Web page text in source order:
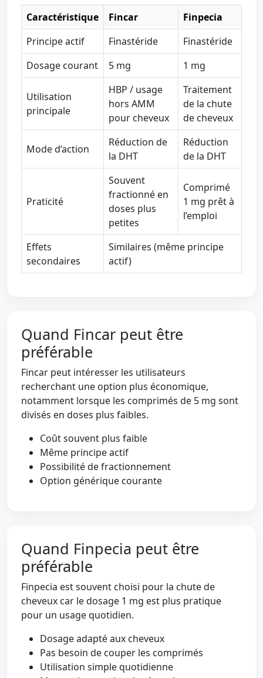
Caractéristique Fincar
Finpecia
Principe actif
Finastéride
Finastéride
Dosage courant
5 mg 1 mg
Utilisation
principale
HBP / usage
hors AMM
pour cheveux
Traitement
de la chute
de cheveux
Mode d’action
Réduction de
la DHT
Réduction
de la DHT
Praticité
Souvent
fractionné en
doses plus
petites
Comprimé
1 mg prêt à
l’emploi
Effets
secondaires
Similaires (même principe
actif)
Quand Fincar peut être
préférable
Fincar peut intéresser les utilisateurs
recherchant une option plus économique,
notamment lorsque les comprimés de 5 mg sont
divisés en doses plus faibles.
Coût souvent plus faible
Même principe actif
Possibilité de fractionnement
Option générique courante
Quand Finpecia peut être
préférable
Finpecia est souvent choisi pour la chute de
cheveux car le dosage 1 mg est plus pratique
pour un usage quotidien.
Dosage adapté aux cheveux
Pas besoin de couper les comprimés
Utilisation simple quotidienne